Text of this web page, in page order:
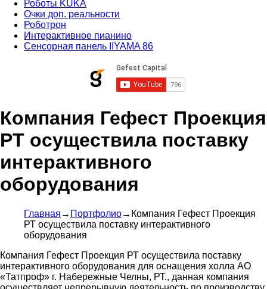
Роботы KUKA
Очки доп. реальности
Роботрон
Интерактивное пианино
Сенсорная панель IIYAMA 86
Компания Гефест Проекция
РТ осуществила поставку
интерактивного
оборудования
Главная → Портфолио→ Компания Гефест Проекция
РТ осуществила поставку интерактивного
оборудования
Компания Гефест Проекция РТ осуществила поставку
интерактивного оборудования для оснащения холла АО
«Татпроф» г. Набережные Челны, РТ., данная компания